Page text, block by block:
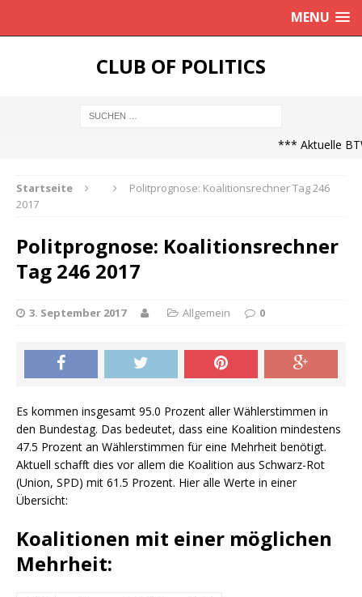
MENU
CLUB OF POLITICS
*** Aktuelle
Startseite
Politprognose: Koalitionsrechner Tag 246
2017
Politprognose: Koalitionsrechner
Tag 246 2017
3. September 2017 Allgemein 0
Es kommen insgesamt 95.0 Prozent aller Wählerstimmen in
den Bundestag. Das bedeutet, dass eine Koalition mindestens
47.5 Prozent an Wählerstimmen für eine Mehrheit benötigt.
Aktuell schafft dies vor allem die Koalition aus Schwarz-Rot
(Union, SPD) mit 61.5 Prozent. Hier alle Werte in einer
Übersicht:
Koalitionen mit einer möglichen
Mehrheit: